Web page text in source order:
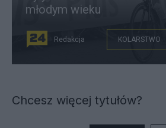
młodym wieku
Redakcja KOLARSTWO
Chcesz więcej tytułów?